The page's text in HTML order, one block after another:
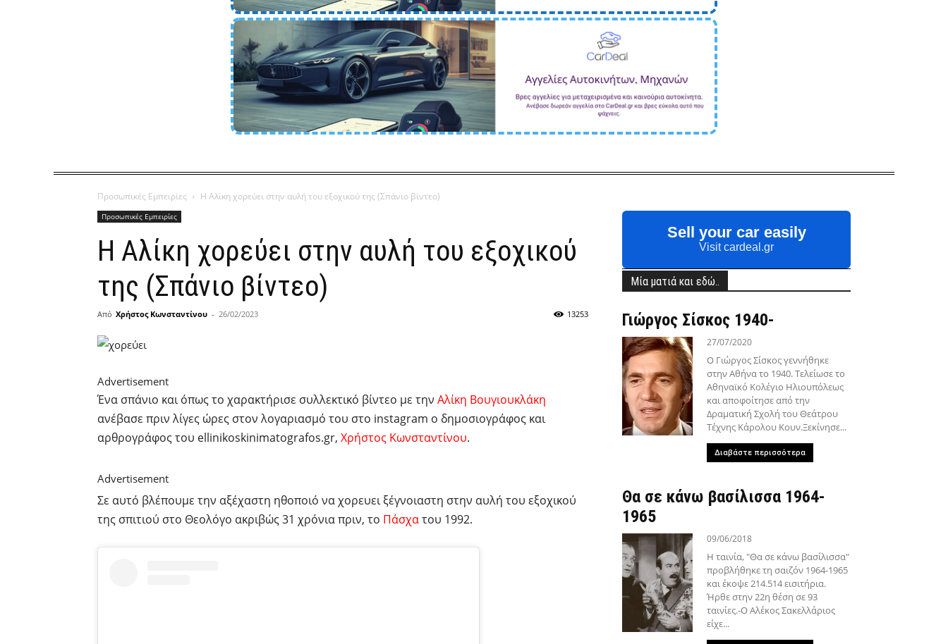
Προσωπικές Εμπειρίες Η Αλίκη χορεύει στην αυλή του εξοχικού της (Σπάνιο βίντεο)
Προσωπικές Εμπειρίες
Η Αλίκη χορεύει στην αυλή του εξοχικού
της (Σπάνιο βίντεο)
Από Χρήστος Κωνσταντίνου - 26/02/2023 13253
Advertisement
Ένα σπάνιο και όπως το χαρακτήρισε συλλεκτικό βίντεο με την Αλίκη Βουγιουκλάκη
ανέβασε πριν λίγες ώρες στον λογαριασμό του στο instagram ο δημοσιογράφος και
αρθρογράφος του ellinikoskinimatografos.gr, Χρήστος Κωνσταντίνου.
Advertisement
Σε αυτό βλέπουμε την αξέχαστη ηθοποιό να χορευει ξέγνοιαστη στην αυλή του εξοχικού
της σπιτιού στο Θεολόγο ακριβώς 31 χρόνια πριν, το Πάσχατου 1992.
Sell your car easily
Visit cardeal.gr
Μία ματιά και εδώ..
Γιώργος Σίσκος 1940-
27/07/2020
Ο Γιώργος Σίσκος γεννήθηκε
στην Αθήνα το 1940. Τελείωσε το
Αθηναϊκό Κολέγιο Ηλιουπόλεως
και αποφοίτησε από την
Δραματική Σχολή του Θεάτρου
Τέχνης Κάρολου Κουν.Ξεκίνησε...
Διαβάστε περισσότερα
Θα σε κάνω βασίλισσα 1964-
1965
09/06/2018
Η ταινία, "Θα σε κάνω βασίλισσα"
προβλήθηκε τη σαιζόν 1964-1965
και έκοψε 214.514 εισιτήρια.
Ήρθε στην 22η θέση σε 93
ταινίες.-Ο Αλέκος Σακελλάριος
είχε...